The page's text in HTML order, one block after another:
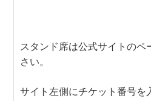
スタンド席は公式サイトのペ
さい。
サイト左側にチケット番号を